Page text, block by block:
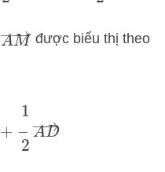
AM→
được biểu thị theo
2A